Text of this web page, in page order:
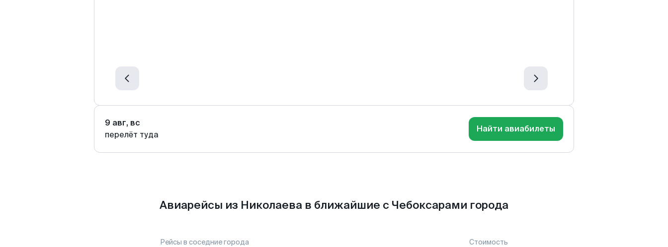
9 авг, вс
перелёт туда
Найти авиабилеты
Авиарейсы из Николаева в ближайшие с Чебоксарами города
Рейсы в соседние города Стоимость